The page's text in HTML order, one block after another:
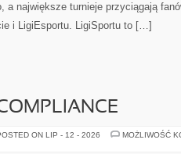
a największe turnieje przyciągają
i LigiEsportu. LigiSportu to […]
ON LIP - 12 - 2026
MOŻLIWOŚĆ